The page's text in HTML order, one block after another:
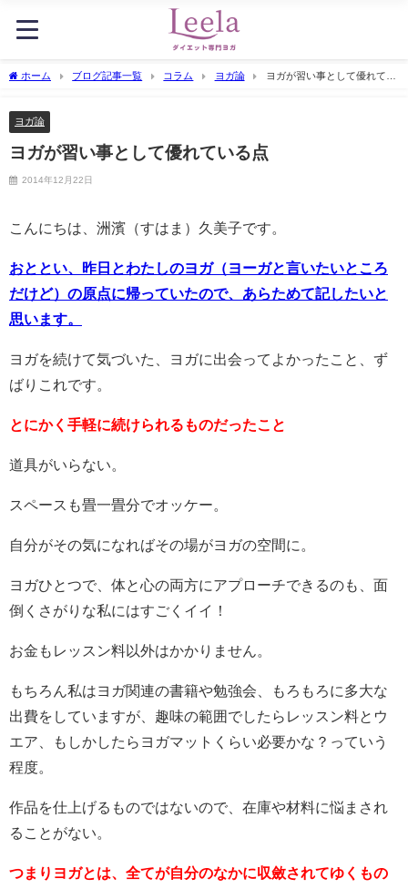
ホーム ブログ記事一覧 コラム ヨガ論
ヨガが習い事として優れてい
ヨガ論
ヨガが習い事として優れている点
2014年12月22日
こんにちは、洲濱（すはま）久美子です。
おととい、昨日とわたしのヨガ（ヨーガと言いたいところ
だけど）の原点に帰っていたので、あらためて記したいと
思います。
ヨガを続けて気づいた、ヨガに出会ってよかったこと、ず
ばりこれです。
とにかく手軽に続けられるものだったこと
道具がいらない。
スペースも畳一畳分でオッケー。
自分がその気になればその場がヨガの空間に。
ヨガひとつで、体と心の両方にアプローチできるのも、面
倒くさがりな私にはすごくイイ！
お金もレッスン料以外はかかりません。
もちろん私はヨガ関連の書籍や勉強会、もろもろに多大な
出費をしていますが、趣味の範囲でしたらレッスン料とウ
エア、もしかしたらヨガマットくらい必要かな？っていう
程度。
作品を仕上げるものではないので、在庫や材料に悩まされ
ることがない。
つまりヨガとは、全てが自分のなかに収斂されてゆくもの